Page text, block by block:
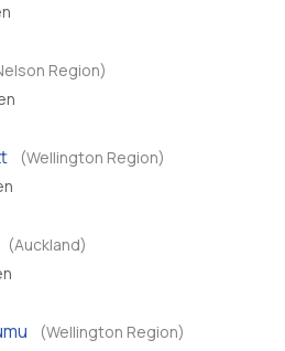
Region)
(Wellington Region)
(Auckland)
(Wellington Region)